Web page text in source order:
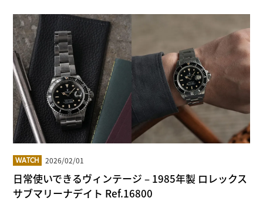
WATCH 2026/02/01
日常使いできるヴィンテージ – 1985年製 ロレックス
サブマリーナデイト Ref.16800